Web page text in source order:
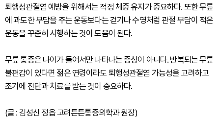
퇴행성관절염 예방을 위해서는 적정 체중 유지가 중요하다. 또한 무릎
에 과도한 부담을 주는 운동보다는 걷기나 수영처럼 관절 부담이 적은
운동을 꾸준히 시행하는 것이 도움이 된다.
무릎 통증은 나이가 들어서만 나타나는 증상이 아니다. 반복되는 무릎
불편감이 있다면 젊은 연령이라도 퇴행성관절염 가능성을 고려하고
조기에 진단과 치료를 받는 것이 중요하다.
(글 : 김성신 정읍 고려튼튼통증의학과 원장)